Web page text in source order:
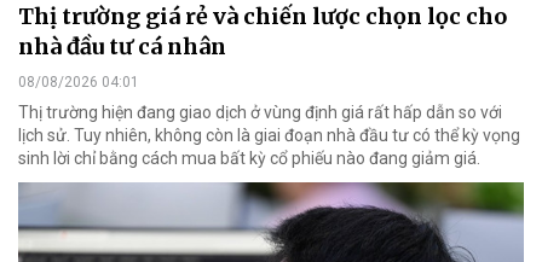
Thị trường giá rẻ và chiến lược chọn lọc cho
nhà đầu tư cá nhân
08/08/2026 04:01
Thị trường hiện đang giao dịch ở vùng định giá rất hấp dẫn so với
lịch sử. Tuy nhiên, không còn là giai đoạn nhà đầu tư có thể kỳ vọng
sinh lời chỉ bằng cách mua bất kỳ cổ phiếu nào đang giảm giá.